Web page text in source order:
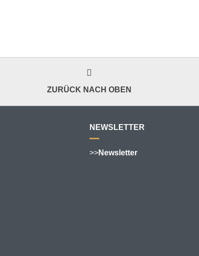
ZURÜCK NACH OBEN
NEWSLETTER
>>Newsletter